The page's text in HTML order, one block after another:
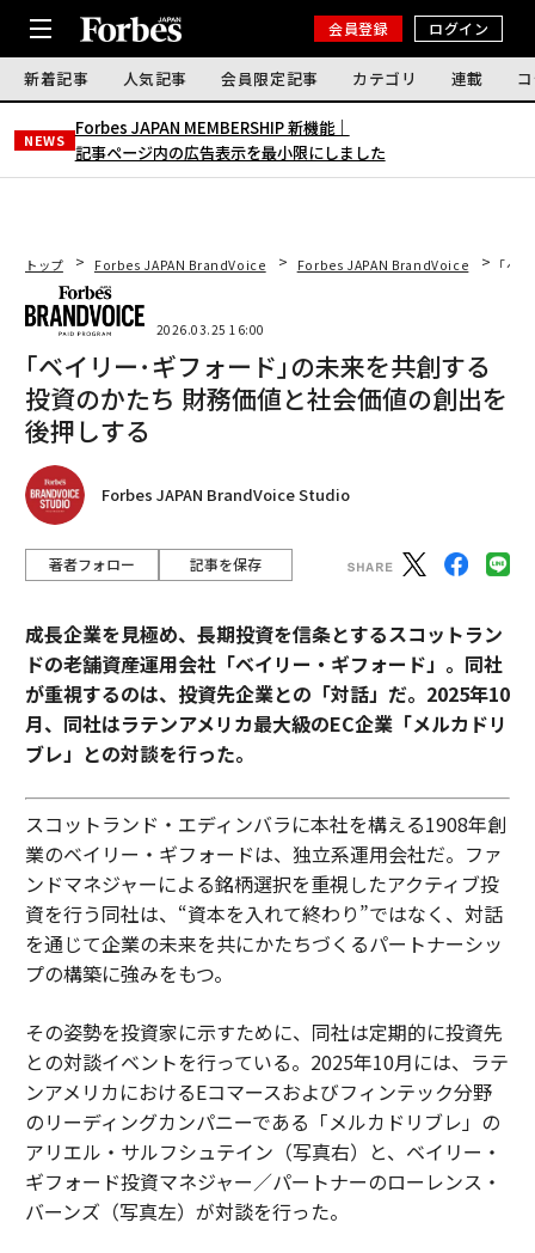
会員登録 ログイン
新着記事 人気記事 会員限定記事 カテゴリ 連載
NEWS
Forbes JAPAN MEMBERSHIP 新機能｜
記事ページ内の広告表示を最小限にしました
トップ Forbes JAPAN BrandVoice Forbes JAPAN BrandVoice ｢ベ
2026.03.25 16:00
｢ベイリー･ギフォード｣の未来を共創する
投資のかたち 財務価値と社会価値の創出を
後押しする
Forbes JAPAN BrandVoice Studio
著者フォロー 記事を保存
成長企業を見極め、長期投資を信条とするスコットラン
ドの老舗資産運用会社「ベイリー・ギフォード」。同社
が重視するのは、投資先企業との「対話」だ。2025年10
月、同社はラテンアメリカ最大級のEC企業「メルカドリ
ブレ」との対談を行った。
スコットランド・エディンバラに本社を構える1908年創
業のベイリー・ギフォードは、独立系運用会社だ。ファ
ンドマネジャーによる銘柄選択を重視したアクティブ投
資を行う同社は、“資本を入れて終わり”ではなく、対話
を通じて企業の未来を共にかたちづくるパートナーシッ
プの構築に強みをもつ。
その姿勢を投資家に示すために、同社は定期的に投資先
との対談イベントを行っている。2025年10月には、ラテ
ンアメリカにおけるEコマースおよびフィンテック分野
のリーディングカンパニーである「メルカドリブレ」の
アリエル・サルフシュテイン（写真右）と、ベイリー・
ギフォード投資マネジャー／パートナーのローレンス・
バーンズ（写真左）が対談を行った。